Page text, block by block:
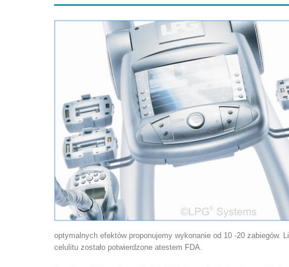
optymalnych efektów proponujemy wykonanie od 10 -20 zabiegów.
celulitu zostało potwierdzone atestem FDA.